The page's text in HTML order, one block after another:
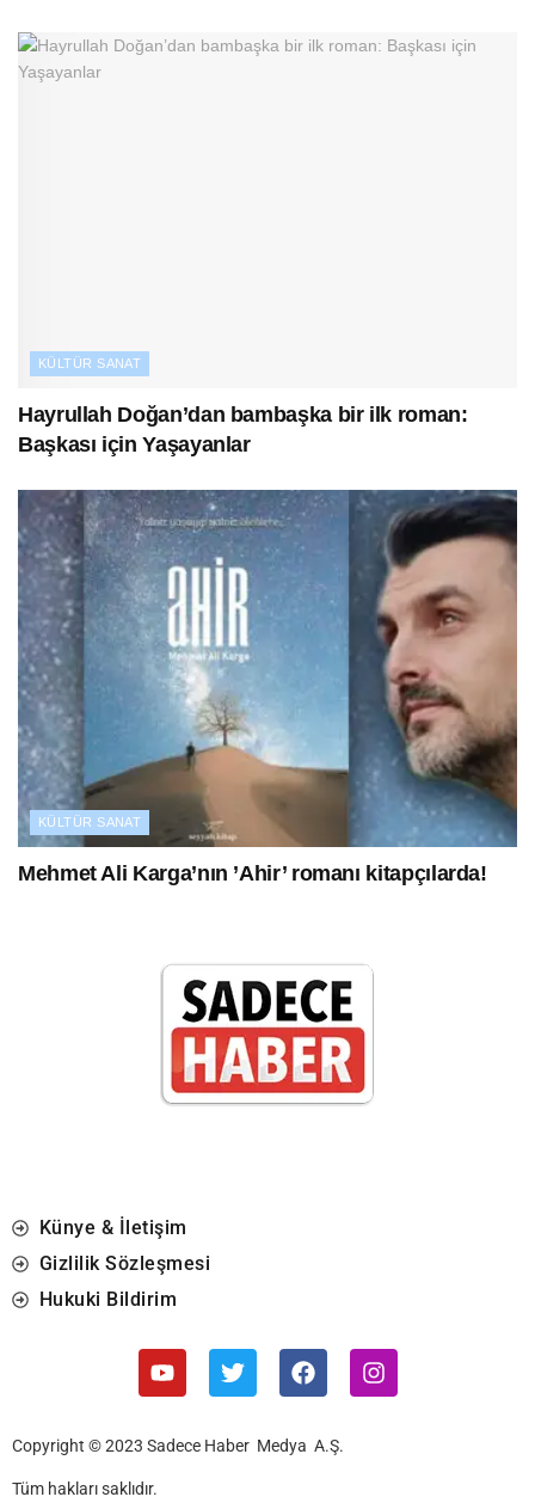
KÜLTÜR SANAT
Hayrullah Doğan’dan bambaşka bir ilk roman:
Başkası için Yaşayanlar
KÜLTÜR SANAT
Mehmet Ali Karga’nın ’Ahir’ romanı kitapçılarda!
Künye & İletişim
Gizlilik Sözleşmesi
Hukuki Bildirim
Copyright © 2023 Sadece Haber Medya A.Ş.
Tüm hakları saklıdır.